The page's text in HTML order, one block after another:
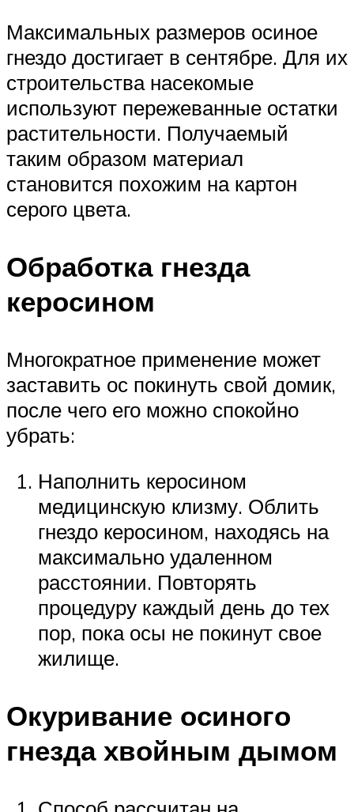
Максимальных размеров осиное
гнездо достигает в сентябре. Для их
строительства насекомые
используют пережеванные остатки
растительности. Получаемый
таким образом материал
становится похожим на картон
серого цвета.
Обработка гнезда
керосином
Многократное применение может
заставить ос покинуть свой домик,
после чего его можно спокойно
убрать:
Наполнить керосином
медицинскую клизму. Облить
гнездо керосином, находясь на
максимально удаленном
расстоянии. Повторять
процедуру каждый день до тех
пор, пока осы не покинут свое
жилище.
Окуривание осиного
гнезда хвойным дымом